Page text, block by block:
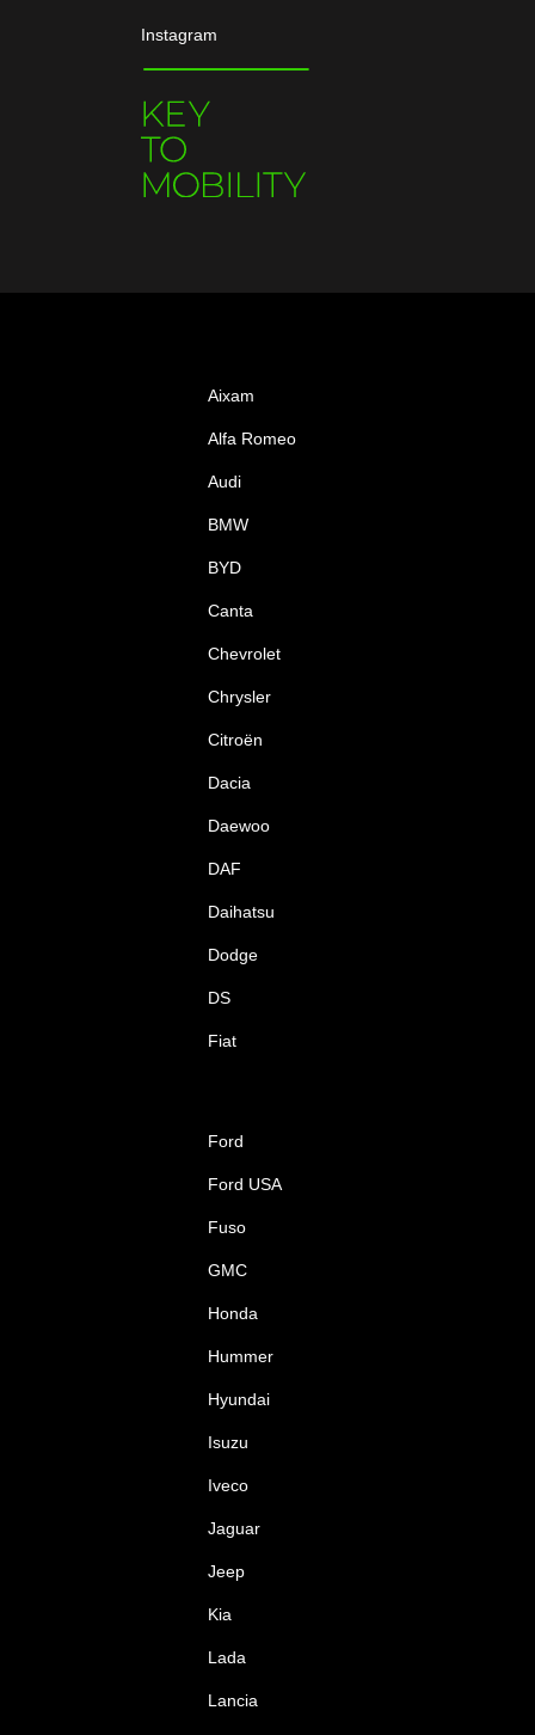
Instagram
Aixam
Alfa Romeo
Audi
BMW
BYD
Canta
Chevrolet
Chrysler
Citroën
Dacia
Daewoo
DAF
Daihatsu
Dodge
DS
Fiat
Ford
Ford USA
Fuso
GMC
Honda
Hummer
Hyundai
Isuzu
Iveco
Jaguar
Jeep
Kia
Lada
Lancia